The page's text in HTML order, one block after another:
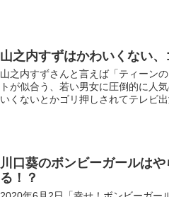
山之内すずはかわいくない
山之内すずさんと言えば「ティーン
トが似合う、若い男女に圧倒的に人
いくないとかゴリ押しされてテレビ
川口葵のボンビーガールは
る！？